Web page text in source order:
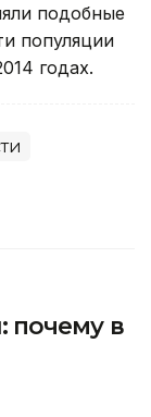
подобные
популяции
годах.
почему в